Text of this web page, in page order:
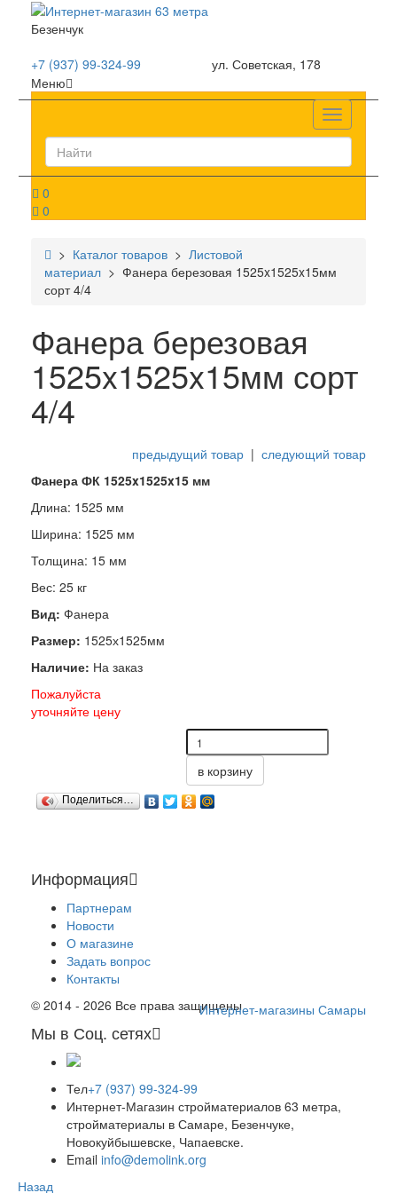
Безенчук
+7 (937) 99-324-99
ул. Советская, 178
Меню
Список
0
0
> Каталог товаров > Листовой
материал > Фанера березовая 1525x1525x15мм
сорт 4/4
Фанера березовая
1525x1525x15мм сорт
4/4
предыдущий товар | следующий товар
Фанера ФК 1525x1525x15 мм
Длина: 1525 мм
Ширина: 1525 мм
Толщина: 15 мм
Вес: 25 кг
Вид: Фанера
Размер: 1525х1525мм
Наличие: На заказ
Пожалуйста
уточняйте цену
в корзину
Поделиться…
Информация
Партнерам
Новости
О магазине
Задать вопрос
Контакты
© 2014 - 2026 Все права защищеныИнтернет-магазины Самары
Мы в Соц. сетях
Тел+7 (937) 99-324-99
Интернет-Магазин стройматериалов 63 метра,
стройматериалы в Самаре, Безенчуке,
Новокуйбышевске, Чапаевске.
Email info@demolink.org
Назад